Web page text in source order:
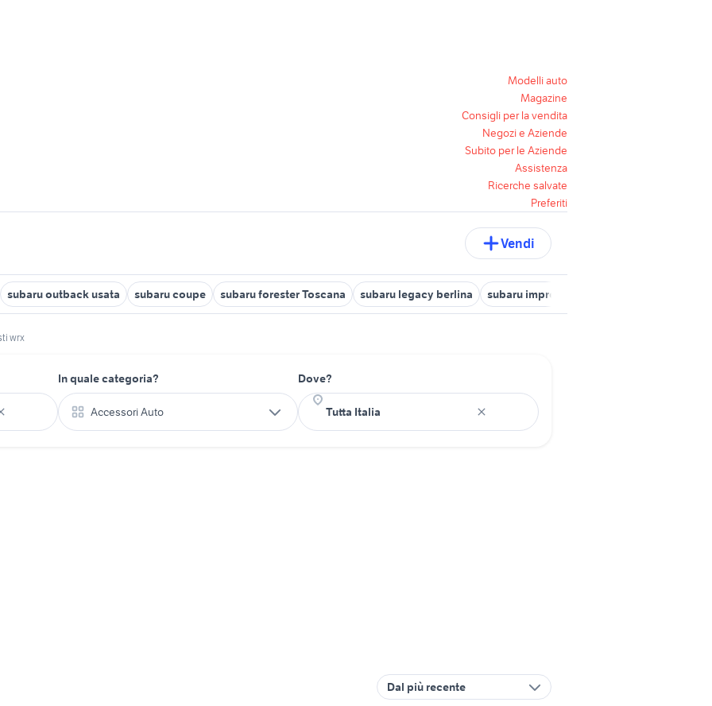
Modelli auto
Magazine
Consigli per la vendita
Negozi e Aziende
Subito per le Aziende
Assistenza
Ricerche salvate
Preferiti
Vendi
subaru outback usata subaru coupe subaru forester Toscana subaru legacy berlina subaru impreza wrx sti 2005
wrx
In quale categoria?
Accessori Auto
Dove?
Dal più recente